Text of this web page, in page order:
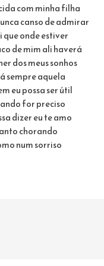
com minha filha
canso de admirar
que onde estiver
de mim ali haverá
dos meus sonhos
sempre aquela
eu possa ser útil
for preciso
dizer eu te amo
chorando
num sorriso